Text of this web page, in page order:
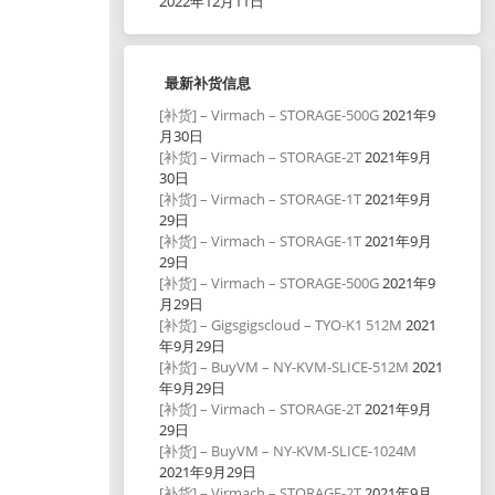
最新补货信息
[补货] – Virmach – STORAGE-500G2021年9
月30日
[补货] – Virmach – STORAGE-2T2021年9月
30日
[补货] – Virmach – STORAGE-1T2021年9月
29日
[补货] – Virmach – STORAGE-1T2021年9月
29日
[补货] – Virmach – STORAGE-500G2021年9
月29日
[补货] – Gigsgigscloud – TYO-K1 512M 2021
年9月29日
[补货] – BuyVM – NY-KVM-SLICE-512M 2021
年9月29日
[补货] – Virmach – STORAGE-2T2021年9月
29日
[补货] – BuyVM – NY-KVM-SLICE-1024M
2021年9月29日